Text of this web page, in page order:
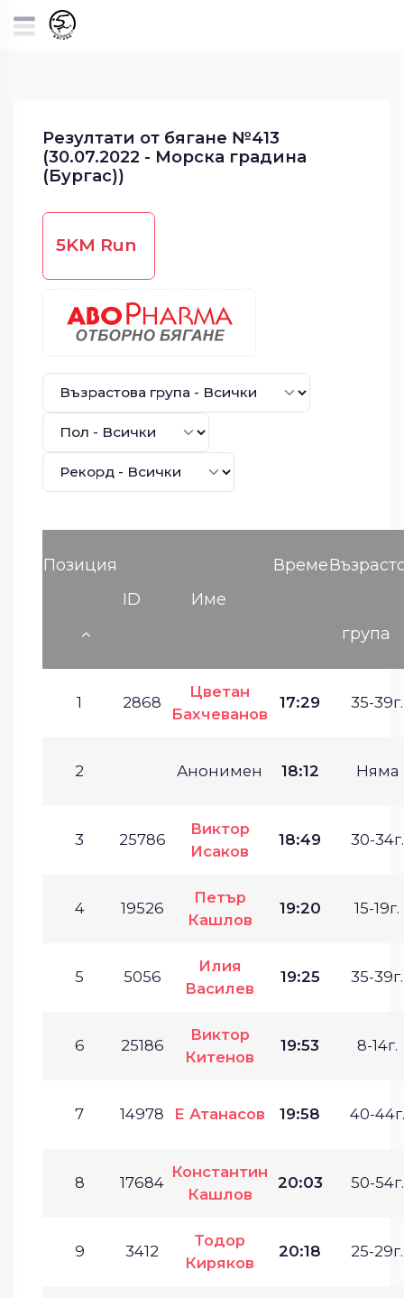
Резултати от бягане №413
(30.07.2022 - Морска градина
(Бургас))
5KM Run
Позиция
ID
Име
Време
група
1 2868
Цветан
Бахчеванов
17:29 35-39г.
2 Анонимен 18:12 Няма
3 25786
Виктор
Исаков
18:49 30-34г.
4 19526
Петър
Кашлов
19:20 15-19г.
5 5056
Илия
Василев
19:25 35-39г.
6 25186
Виктор
Китенов
19:53 8-14г.
7 14978 Е Атанасов 19:58 40-44г.
8 17684
Константин
Кашлов
20:03 50-54г.
9 3412
Тодор
Киряков
20:18 25-29г.